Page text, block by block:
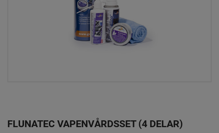
FLUNATEC VAPENVÅRDSSET (4 DELAR)